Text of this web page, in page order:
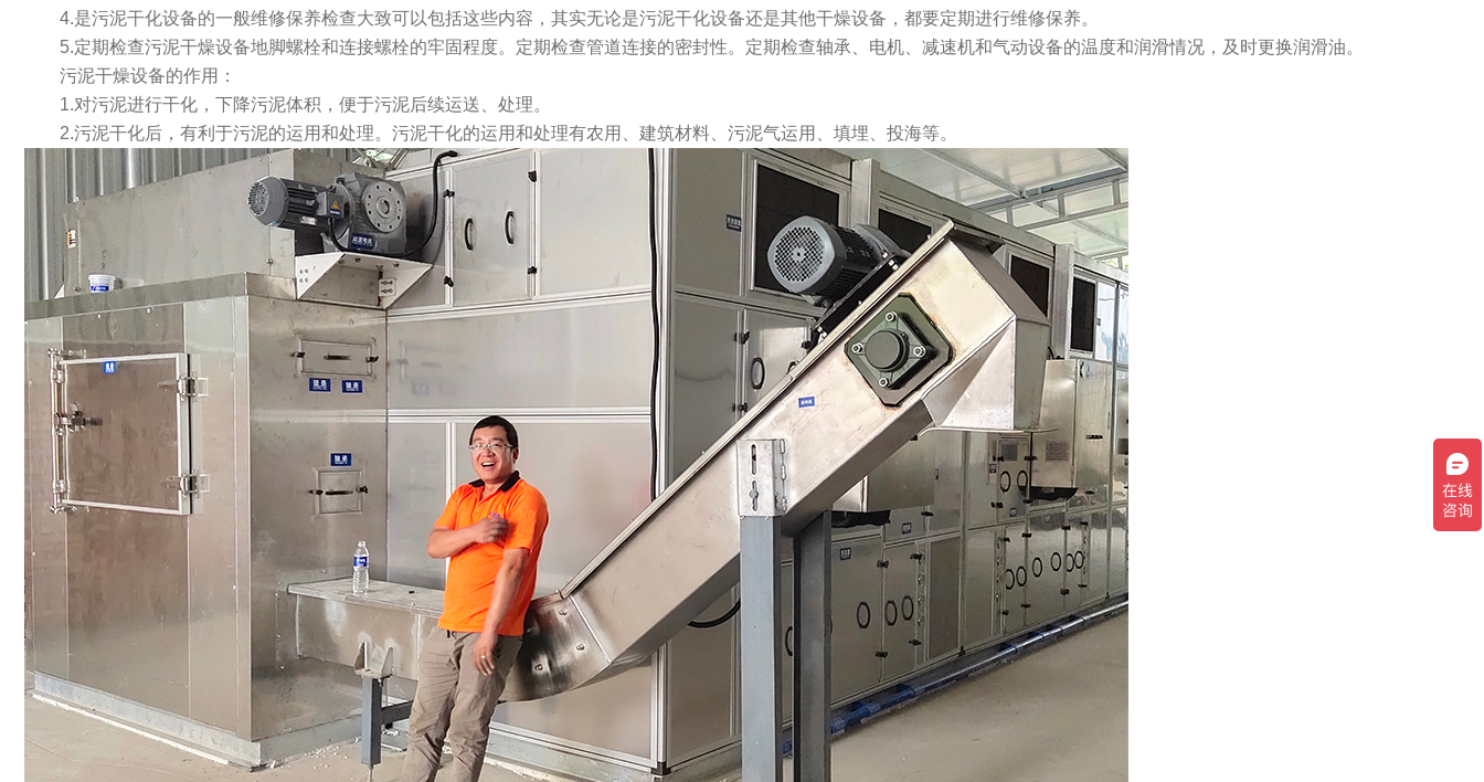
4.是污泥干化设备的一般维修保养检查大致可以包括这些内容，其实无论是污泥干化设备还是其他干燥设备，都要定期进行维修保养。
5.定期检查污泥干燥设备地脚螺栓和连接螺栓的牢固程度。定期检查管道连接的密封性。定期检查轴承、电机、减速机和气动设备的温度和润滑情况，及时更换润滑油。
污泥干燥设备的作用：
1.对污泥进行干化，下降污泥体积，便于污泥后续运送、处理。
2.污泥干化后，有利于污泥的运用和处理。污泥干化的运用和处理有农用、建筑材料、污泥气运用、填埋、投海等。